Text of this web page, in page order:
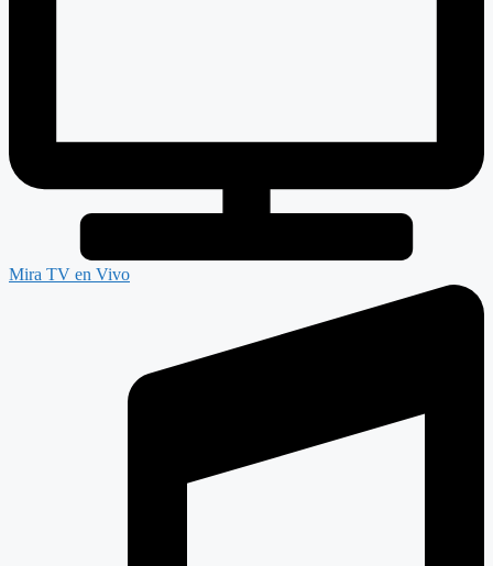
Mira TV en Vivo